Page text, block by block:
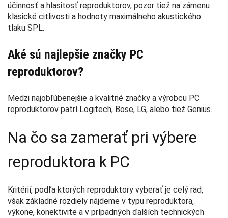
účinnosť a hlasitosť reproduktorov, pozor tiež na zámenu
klasické citlivosti a hodnoty maximálneho akustického
tlaku SPL.
Aké sú najlepšie značky PC
reproduktorov?
Medzi najobľúbenejšie a kvalitné značky a výrobcu PC
reproduktorov patrí Logitech, Bose, LG, alebo tiež Genius.
Na čo sa zamerať pri výbere
reproduktora k PC
Kritérií, podľa ktorých reproduktory vyberať je celý rad,
však základné rozdiely nájdeme v typu reproduktora,
výkone, konektivite a v prípadných ďalších technických